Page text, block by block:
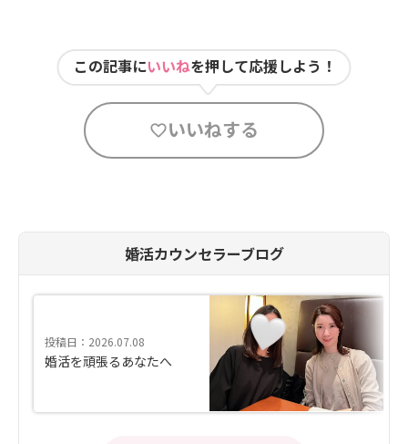
この記事にいいねを押して応援しよう！
いいねする
婚活カウンセラーブログ
投稿日：2026.07.08
婚活を頑張るあなたへ